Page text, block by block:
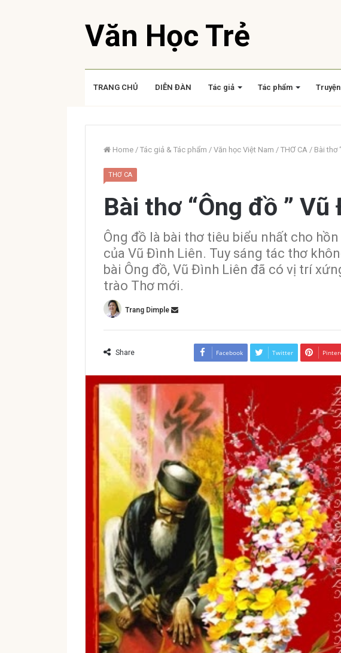
Văn Học Trẻ
TRANG CHỦ DIỄN ĐÀN Tác giả Tác phẩm Truyện
Home / Tác giả & Tác phẩm / Văn học Việt Nam / THƠ CA / Bài thơ
THƠ CA
Bài thơ “Ông đồ ”
Ông đồ là bài thơ tiêu biểu nhất cho
của Vũ Đình Liên. Tuy sáng tác thơ
bài Ông đồ, Vũ Đình Liên đã có vị trí
trào Thơ mới.
Trang Dimple
Share Facebook Twitter